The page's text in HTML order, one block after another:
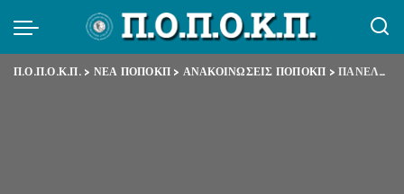
Π.Ο.Π.Ο.Κ.Π.> ΝΕΑ ΠΟΠΟΚΠ > ΑΝΑΚΟΙΝΩΣΕΙΣ ΠΟΠΟΚΠ >ΠΑΝΕΛΛΑΔΙΚΗ ΣΤΑΣΗ ΕΡΓΑΣΙΑΣ 14 ΜΑΡΤΙΟΥ 2019